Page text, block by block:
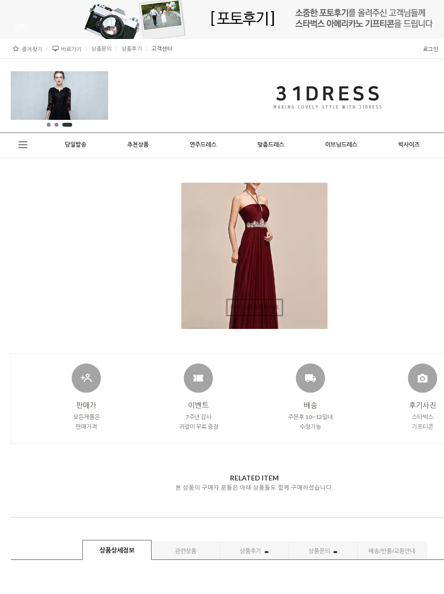
즐겨찾기 바로가기 상품문의 상품후기 고객센터 로그인
당일발송 추천상품 연주드레스 맞춤드레스 이브닝드레스 빅사이즈
마우스를 올려보세요
판매가
모든제품은
판매가격
이벤트
7주년 감사
귀걸이 무료 증정
배송
주문후 10~12일내
수령가능
후기사진
스타벅스
기프티콘
RELATED ITEM
본 상품의 구매자 분들은 아래 상품들도 함께 구매하셨습니다.
상품상세정보 관련상품 상품후기 상품문의 배송/반품/교환안내